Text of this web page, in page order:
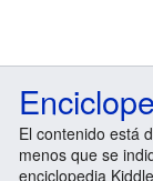
El contenido está
menos que se
enciclopedia